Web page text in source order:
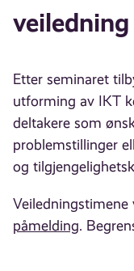
veiledning
Etter seminaret
utforming av IKT
deltakere som
problemstillinger
og
Veiledningstimene
påmelding.